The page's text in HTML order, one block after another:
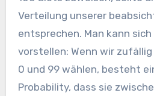
Verteilung unserer
entsprechen. Man kann sich
vorstellen: Wenn wir
0 und 99 wählen, besteht
Probability, dass sie